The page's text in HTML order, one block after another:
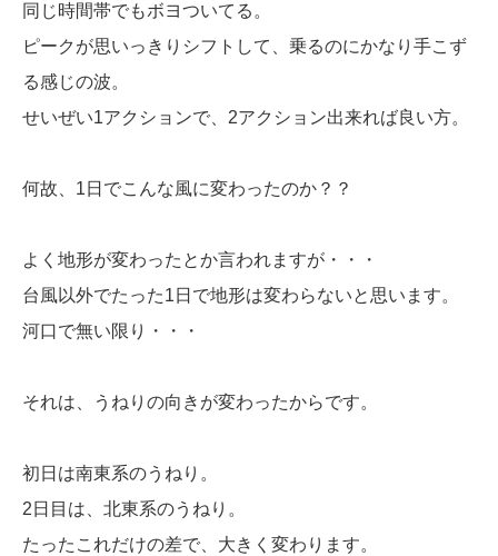
同じ時間帯でもボヨついてる。
ピークが思いっきりシフトして、乗るのにかなり手こず
る感じの波。
せいぜい1アクションで、2アクション出来れば良い方。
何故、1日でこんな風に変わったのか？？
よく地形が変わったとか言われますが・・・
台風以外でたった1日で地形は変わらないと思います。
河口で無い限り・・・
それは、うねりの向きが変わったからです。
初日は南東系のうねり。
2日目は、北東系のうねり。
たったこれだけの差で、大きく変わります。